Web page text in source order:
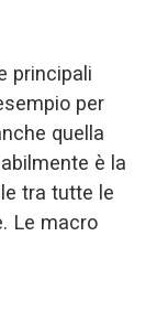
principali
per
quella
è la
tra tutte le
Le macro